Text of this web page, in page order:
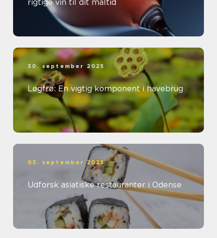
rigtige vin til dit måltid
30. september 2025
Løgfrø: En vigtig komponent i havebrug
03. september 2025
Udforsk asiatiske restauranter i Odense